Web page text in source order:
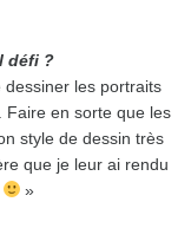
défi ?
dessiner les portraits
Faire en sorte que les
style de dessin très
que je leur ai rendu
»